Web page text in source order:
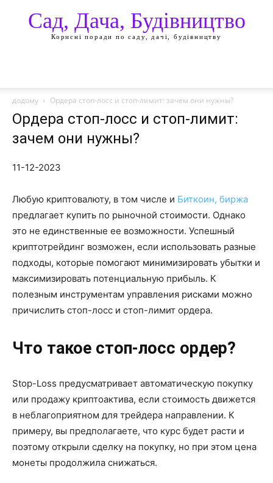
Сад, Дача, Будівництво
Корисні поради по саду, дачі, будівництву
додому Ордера стоп-лосс и стоп-лимит: зачем они нужны?
Ордера стоп-лосс и стоп-лимит:
зачем они нужны?
11-12-2023
Любую криптовалюту, в том числе и Биткоин, биржа
предлагает купить по рыночной стоимости. Однако
это не единственные ее возможности. Успешный
криптотрейдинг возможен, если использовать разные
подходы, которые помогают минимизировать убытки и
максимизировать потенциальную прибыль. К
полезным инструментам управления рисками можно
причислить стоп-лосс и стоп-лимит ордера.
Что такое стоп-лосс ордер?
Stop-Loss предусматривает автоматическую покупку
или продажу криптоактива, если стоимость движется
в неблагоприятном для трейдера направлении. К
примеру, вы предполагаете, что курс будет расти и
поэтому открыли сделку на покупку, но при этом цена
монеты продолжила снижаться.